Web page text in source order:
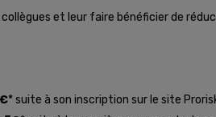
et leur faire bénéficier de
* suite à son inscription sur le site